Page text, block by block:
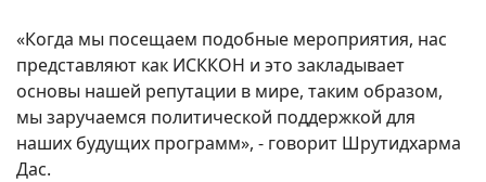
«Когда мы посещаем подобные мероприятия, нас
представляют как ИСККОН и это закладывает
основы нашей репутации в мире, таким образом,
мы заручаемся политической поддержкой для
наших будущих программ», - говорит Шрутидхарма
Дас.